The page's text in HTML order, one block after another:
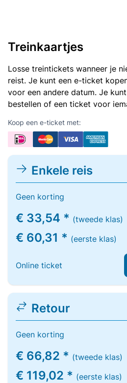
Treinkaartjes
Losse treintickets wanneer je
reist. Je kunt een e-ticket
voor een andere datum. Je
bestellen of een ticket voor
Koop een e-ticket met:
Enkele reis
Geen korting
€ 33,54 * (tweede klas)
€ 60,31 * (eerste klas)
Online ticket
Retour
Geen korting
€ 66,82 * (tweede klas)
€ 119,02 * (eerste klas)